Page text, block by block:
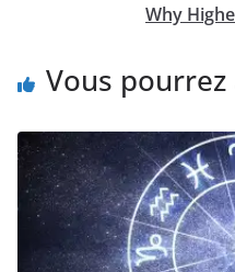
Why
Vous